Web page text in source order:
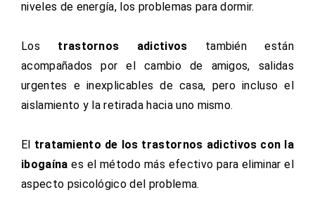
niveles de energía, los problemas para dormir.
Los trastornos adictivos también están
acompañados por el cambio de amigos, salidas
urgentes e inexplicables de casa, pero incluso el
aislamiento y la retirada hacia uno mismo.
El tratamiento de los trastornos adictivos con la
ibogaína es el método más efectivo para eliminar el
aspecto psicológico del problema.